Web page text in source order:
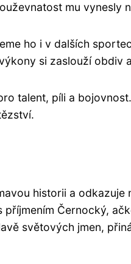
mu vynesly
ho i v dalších
si zaslouží obdiv
talent, píli a
historii a
Černocký,
světových jmen,